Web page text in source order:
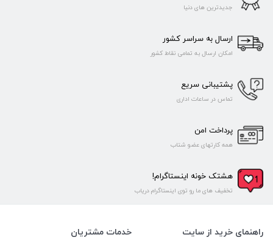
جدیدترین های دنیا
ارسال به سراسر کشور
امکان ارسال به تمامی نقاط کشور
پشتیبانی سریع
تماس در ساعات اداری
پرداخت امن
همه کارتهای عضو شتاب
هشتک خونه اینستاگرام!
تخفیف های ما رو توی اینستاگرام دریاب
راهنمای خرید از سایت خدمات مشتریان